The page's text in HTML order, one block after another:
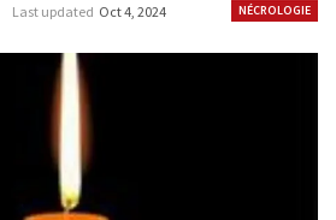
NÉCROLOGIE
Last updated Oct 4, 2024